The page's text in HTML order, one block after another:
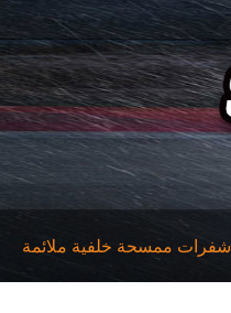
شفرات ممسحة خلفية ملائمة